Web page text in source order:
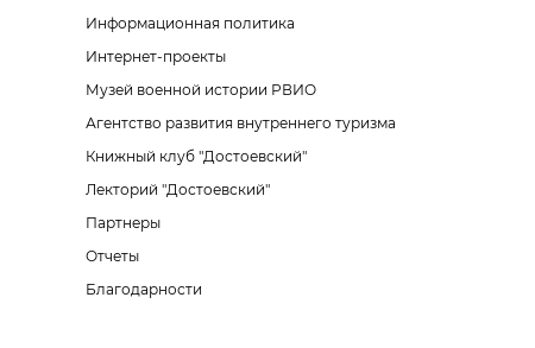
Информационная политика
Интернет-проекты
Музей военной истории РВИО
Агентство развития внутреннего туризма
Книжный клуб "Достоевский"
Лекторий "Достоевский"
Партнеры
Отчеты
Благодарности